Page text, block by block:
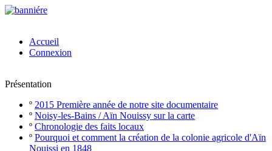
Accueil
Connexion
Présentation
º 2015 Première année de notre site documentaire
º Noisy-les-Bains / Aïn Nouissy sur la carte
º Chronologie des faits locaux
º Pourquoi et comment la création de la colonie agricole d'Aïn
Nouissi en 1848